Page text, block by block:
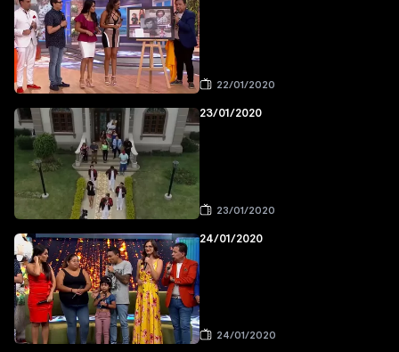
22/01/2020
23/01/2020
23/01/2020
24/01/2020
24/01/2020